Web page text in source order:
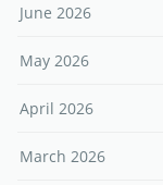
June 2026
May 2026
April 2026
March 2026